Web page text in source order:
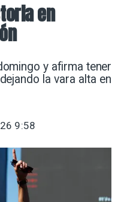
en
y afirma tener
la vara alta en
9:58